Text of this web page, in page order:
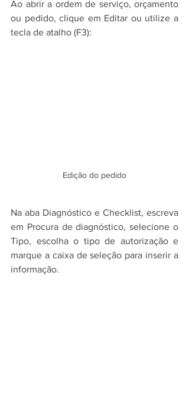
Ao abrir a ordem de serviço, orçamento
ou pedido, clique em Editar ou utilize a
tecla de atalho (F3):
Edição do pedido
Na aba Diagnóstico e Checklist, escreva
em Procura de diagnóstico, selecione o
Tipo, escolha o tipo de autorização e
marque a caixa de seleção para inserir a
informação.